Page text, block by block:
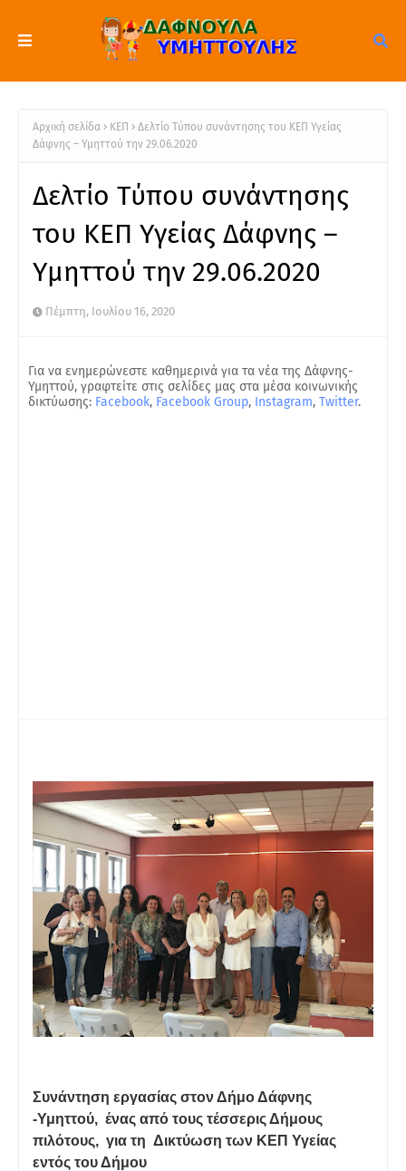
Αρχική σελίδα ΚΕΠ
Δελτίο Τύπου συνάντησης του ΚΕΠ Υγείας
Δάφνης – Υμηττού την 29.06.2020
Δελτίο Τύπου συνάντησης
του ΚΕΠ Υγείας Δάφνης –
Υμηττού την 29.06.2020
Πέμπτη, Ιουλίου 16, 2020
Για να ενημερώνεστε καθημερινά για τα νέα της Δάφνης-
Υμηττού, γραφτείτε στις σελίδες μας στα μέσα κοινωνικής
δικτύωσης: Facebook, Facebook Group, Instagram, Twitter.
Συνάντηση εργασίας στον Δήμο Δάφνης
-Υμηττού, ένας από τους τέσσερις Δήμους
πιλότους, για τη Δικτύωση των ΚΕΠ Υγείας
εντός του Δήμου